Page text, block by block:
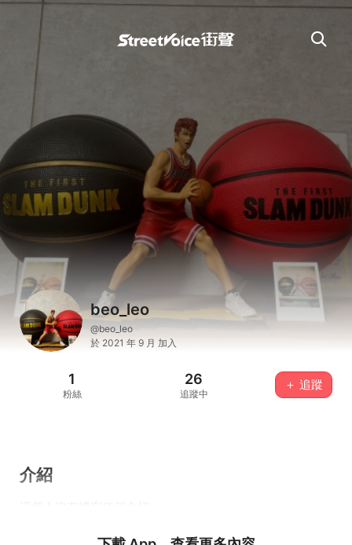
beo_leo
@beo_leo
於 2021 年 9 月 加入
1
粉絲
26
追蹤中
＋ 追蹤
介紹